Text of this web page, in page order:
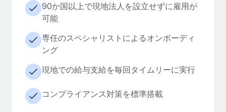
90か国以上で現地法人を設立せずに雇用が
可能
専任のスペシャリストによるオンボーディ
ング
現地での給与支給を毎回タイムリーに実行
コンプライアンス対策を標準搭載